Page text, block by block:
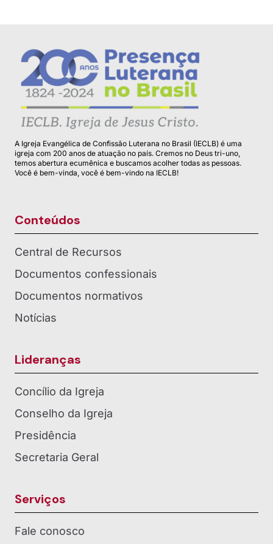
A Igreja Evangélica de Confissão Luterana no Brasil (IECLB) é uma
igreja com 200 anos de atuação no país. Cremos no Deus tri-uno,
temos abertura ecumênica e buscamos acolher todas as pessoas.
Você é bem-vinda, você é bem-vindo na IECLB!
Conteúdos
Central de Recursos
Documentos confessionais
Documentos normativos
Notícias
Lideranças
Concílio da Igreja
Conselho da Igreja
Presidência
Secretaria Geral
Serviços
Fale conosco